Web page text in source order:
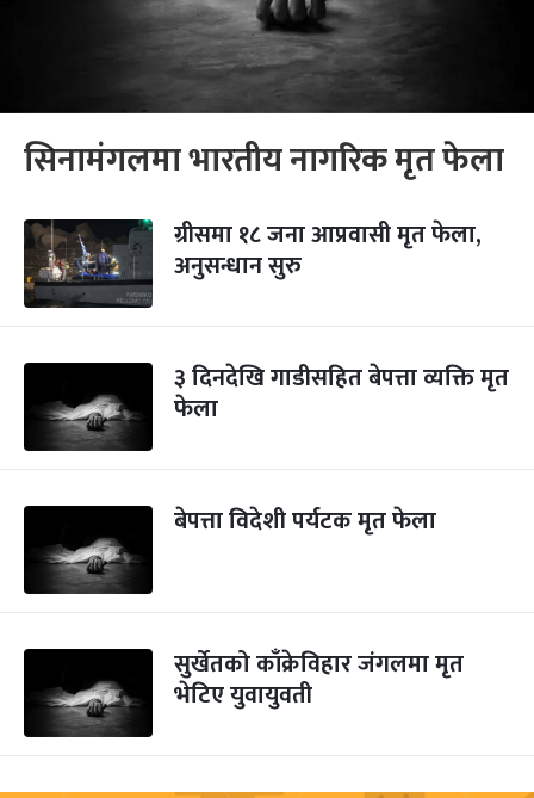
सिनामंगलमा भारतीय नागरिक मृत फेला
ग्रीसमा १८ जना आप्रवासी मृत फेला,
अनुसन्धान सुरु
३ दिनदेखि गाडीसहित बेपत्ता व्यक्ति मृत
फेला
बेपत्ता विदेशी पर्यटक मृत फेला
सुर्खेतको काँक्रेविहार जंगलमा मृत
भेटिए युवायुवती